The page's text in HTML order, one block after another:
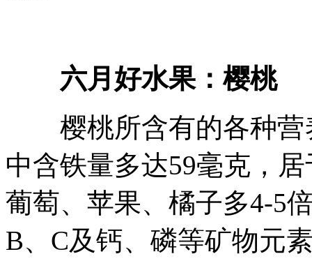
六月好水果：樱桃
樱桃所含有的各种营
中含铁量多达59毫克，
葡萄、苹果、橘子多4-5
B、C及钙、磷等矿物元